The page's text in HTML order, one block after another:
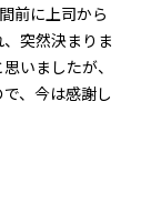
前に上司から
突然決まりま
いましたが、
、今は感謝し